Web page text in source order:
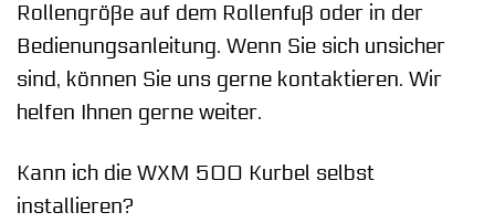
Rollengröße auf dem Rollenfuß oder in der
Bedienungsanleitung. Wenn Sie sich unsicher
sind, können Sie uns gerne kontaktieren. Wir
helfen Ihnen gerne weiter.
Kann ich die WXM 500 Kurbel selbst
installieren?